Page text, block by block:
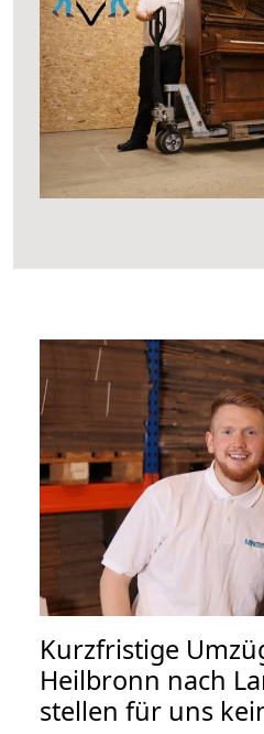
Kurzfristige
Heilbronn nach
stellen für uns